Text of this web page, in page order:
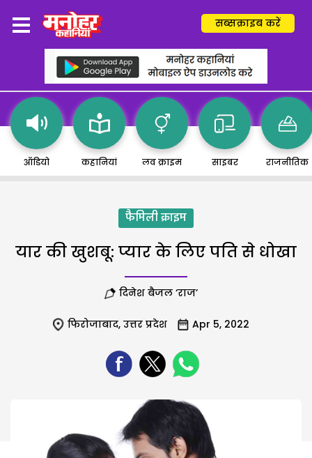
सब्सक्राइब करें
ऑडियो कहानियां लव क्राइम साइबर राजनीतिक
फैमिली क्राइम
यार की खुशबू: प्यार के लिए पति से धोखा
दिनेश बैजल ‘राज’
फिरोजाबाद, उत्तर प्रदेश Apr 5, 2022